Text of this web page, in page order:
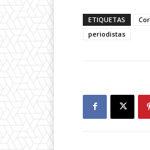
ETIQUETAS
periodistas